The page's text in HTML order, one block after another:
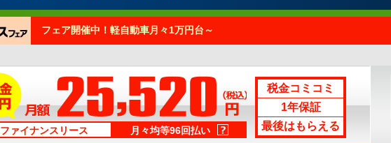
フェア開催中！軽自動車月々1万円台～
ファイナンスリース 月々均等96回払い
税金コミコミ
1年保証
最後はもらえる